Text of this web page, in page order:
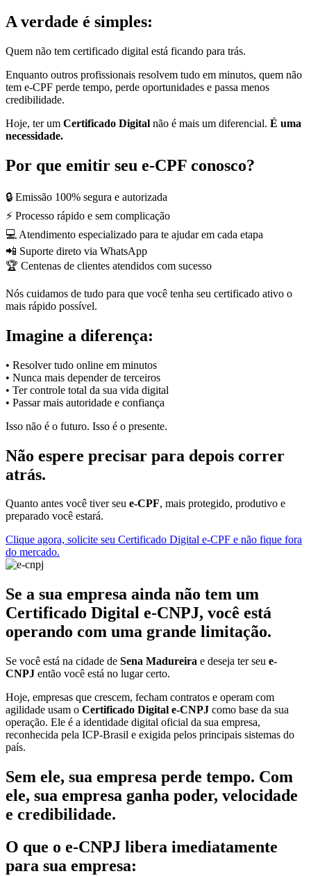
A verdade é simples:
Quem não tem certificado digital está ficando para trás.
Enquanto outros profissionais resolvem tudo em minutos, quem não
tem e-CPF perde tempo, perde oportunidades e passa menos
credibilidade.
Hoje, ter um Certificado Digital não é mais um diferencial. É uma
necessidade.
Por que emitir seu e-CPF conosco?
🔒 Emissão 100% segura e autorizada
⚡ Processo rápido e sem complicação
💻 Atendimento especializado para te ajudar em cada etapa
📲 Suporte direto via WhatsApp
🏆 Centenas de clientes atendidos com sucesso
Nós cuidamos de tudo para que você tenha seu certificado ativo o
mais rápido possível.
Imagine a diferença:
• Resolver tudo online em minutos
• Nunca mais depender de terceiros
• Ter controle total da sua vida digital
• Passar mais autoridade e confiança
Isso não é o futuro. Isso é o presente.
Não espere precisar para depois correr
atrás.
Quanto antes você tiver seu e-CPF, mais protegido, produtivo e
preparado você estará.
Clique agora, solicite seu Certificado Digital e-CPF e não fique fora
do mercado.
Se a sua empresa ainda não tem um
Certificado Digital e-CNPJ, você está
operando com uma grande limitação.
Se você está na cidade de Sena Madureira e deseja ter seu e-
CNPJ então você está no lugar certo.
Hoje, empresas que crescem, fecham contratos e operam com
agilidade usam o Certificado Digital e-CNPJ como base da sua
operação. Ele é a identidade digital oficial da sua empresa,
reconhecida pela ICP-Brasil e exigida pelos principais sistemas do
país.
Sem ele, sua empresa perde tempo. Com
ele, sua empresa ganha poder, velocidade
e credibilidade.
O que o e-CNPJ libera imediatamente
para sua empresa: